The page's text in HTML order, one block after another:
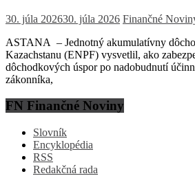
30. júla 202630. júla 2026 Finančné
ASTANA – Jednotný akumulatívny
Kazachstanu (ENPF) vysvetlil, ako
dôchodkových úspor po nadobudnutí
zákonníka,
FN Finančné Noviny
Slovník
Encyklopédia
RSS
Redakčná rada